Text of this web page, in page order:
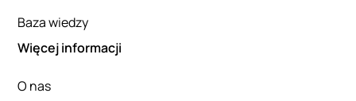
Baza wiedzy
Więcej informacji
O nas